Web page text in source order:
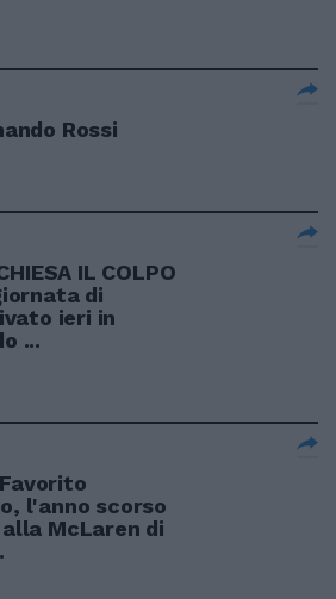
Rossi
IL COLPO
di
ieri in
...
Favorito
l'anno scorso
McLaren di